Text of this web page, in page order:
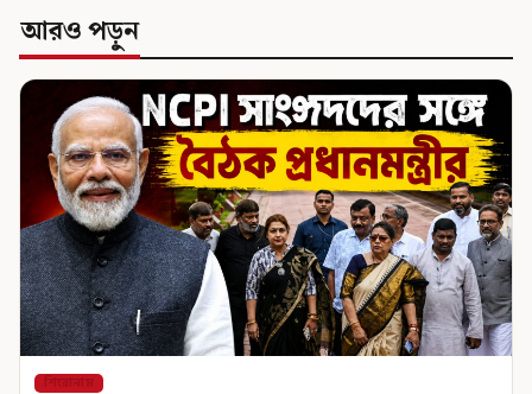
আরও পড়ুন
শিরোনাম